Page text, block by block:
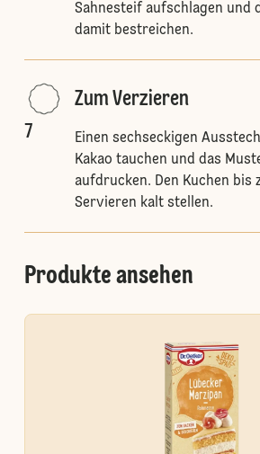
Sahnesteif aufschlagen und
damit bestreichen.
7
Zum Verzieren
Einen sechseckigen
Kakao tauchen und das
aufdrucken. Den Kuchen bis
Servieren kalt stellen.
Produkte ansehen